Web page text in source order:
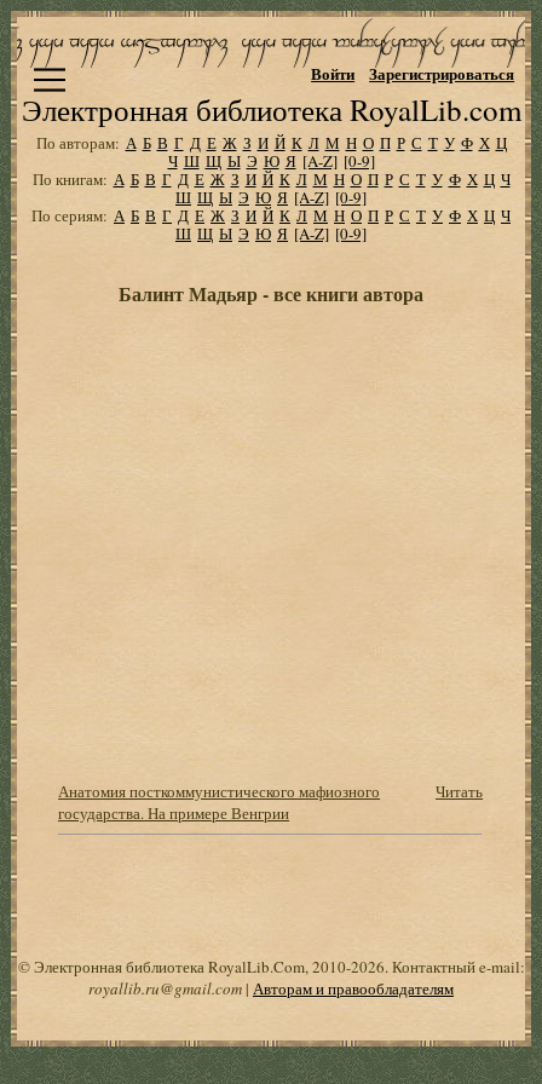
Электронная библиотека RoyalLib.com
Войти Зарегистрироваться
По авторам: А Б В Г Д Е Ж З И Й К Л М Н О П Р С Т У Ф Х Ц
Ч Ш Щ Ы Э Ю Я [A-Z] [0-9]
По книгам: А Б В Г Д Е Ж З И Й К Л М Н О П Р С Т У Ф Х Ц Ч
Ш Щ Ы Э Ю Я [A-Z] [0-9]
По сериям: А Б В Г Д Е Ж З И Й К Л М Н О П Р С Т У Ф Х Ц Ч
Ш Щ Ы Э Ю Я [A-Z] [0-9]
Балинт Мадьяр - все книги автора
Анатомия посткоммунистического мафиозного
государства. На примере Венгрии
Читать
© Электронная библиотека RoyalLib.Com, 2010-2026. Контактный e-mail:
royallib.ru@gmail.com| Авторам и правообладателям